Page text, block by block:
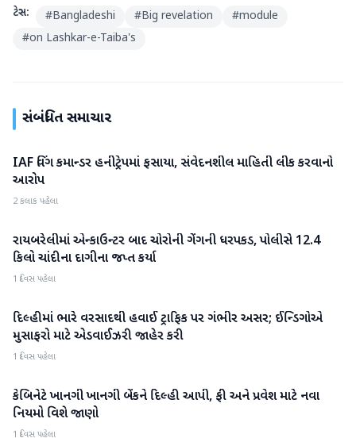
ટેગ્સ: #Bangladeshi #Big revelation #module
#on Lashkar-e-Taiba's
સંબંધિત સમાચાર
રાષ્ટ્રીય
IAF વિંગ કમાન્ડર હનીટ્રેપમાં ફસાયા, સંવેદનશીલ માહિતી લીક કરવાનો
આરોપ
2 કલાક પહેલા
રાષ્ટ્રીય
રાયબરેલીમાં એન્કાઉન્ટર બાદ ચોરોની ગેંગની ધરપકડ, પોલીસે 12.4
કિલો ચાંદીના દાગીના જપ્ત કર્યા
1 દિવસ પહેલા
રાષ્ટ્રીય
દિલ્હીમાં ભારે વરસાદથી હવાઈ ટ્રાફિક પર ગંભીર અસર; ઈન્ડિગોએ
મુસાફરો માટે એડવાઈઝરી જાહેર કરી
1 દિવસ પહેલા
રાષ્ટ્રીય
કેબિનેટે ખાનગી ખાનગી બેંકને દિલ્હી આપી, ફી અને પ્રવેશ માટે નવા
નિયમો વિશે જાણો
1 દિવસ પહેલા